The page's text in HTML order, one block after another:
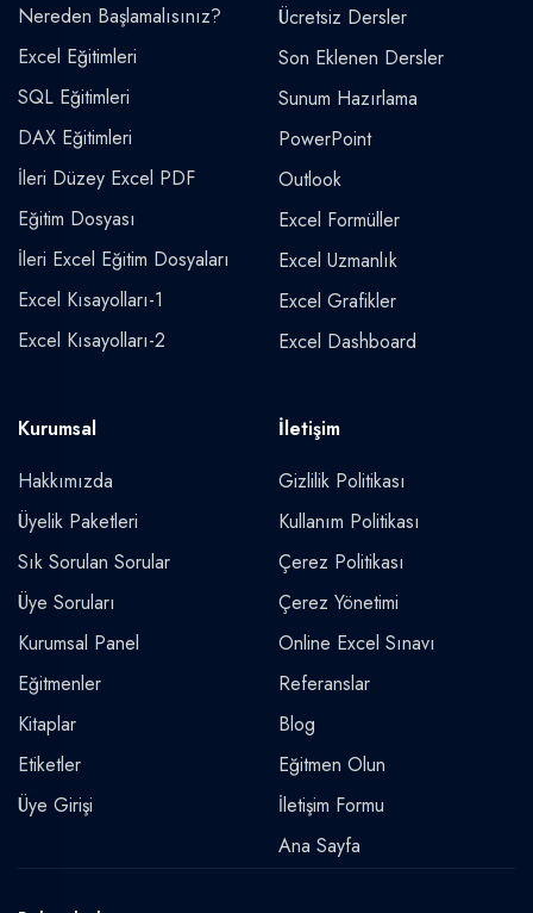
Nereden Başlamalısınız?
Excel Eğitimleri
SQL Eğitimleri
DAX Eğitimleri
İleri Düzey Excel PDF
Eğitim Dosyası
İleri Excel Eğitim Dosyaları
Excel Kısayolları-1
Excel Kısayolları-2
Ücretsiz Dersler
Son Eklenen Dersler
Sunum Hazırlama
PowerPoint
Outlook
Excel Formüller
Excel Uzmanlık
Excel Grafikler
Excel Dashboard
Kurumsal
Hakkımızda
Üyelik Paketleri
Sık Sorulan Sorular
Üye Soruları
Kurumsal Panel
Eğitmenler
Kitaplar
Etiketler
Üye Girişi
İletişim
Gizlilik Politikası
Kullanım Politikası
Çerez Politikası
Çerez Yönetimi
Online Excel Sınavı
Referanslar
Blog
Eğitmen Olun
İletişim Formu
Ana Sayfa